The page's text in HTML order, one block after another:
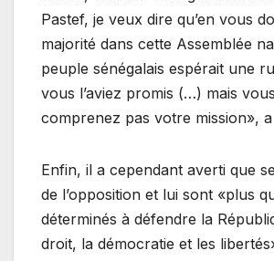
Pastef, je veux dire qu’en vous
majorité dans cette Assemblée
peuple sénégalais espérait une
vous l’aviez promis (…) mais
comprenez pas votre mission»,
Enfin, il a cependant averti que
de l’opposition et lui sont «plus
déterminés à défendre la
droit, la démocratie et les